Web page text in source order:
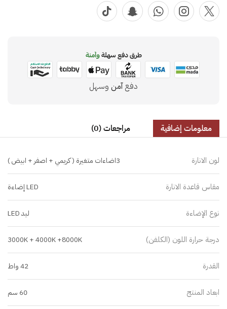
طرق دفع سهلةوآمنة
دفعآمن وسهل
معلومات إضافية مراجعات (0)
لون الانارة 3اضاءات متغيرة ( كريمي + اصفر + ابيض )
مقاس قاعدة الانارة LED إضاءة
نوع الإضاءة ليد LED
درجة حرارة اللون (الكلفن) 3000K + 4000K +8000K
القدرة 42 واط
ابعاد المنتج 60 سم